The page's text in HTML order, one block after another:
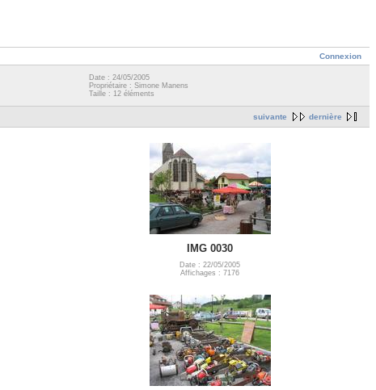
Connexion
Date : 24/05/2005
Propriétaire : Simone Manens
Taille : 12 éléments
suivante dernière
IMG 0030
Date : 22/05/2005
Affichages : 7176